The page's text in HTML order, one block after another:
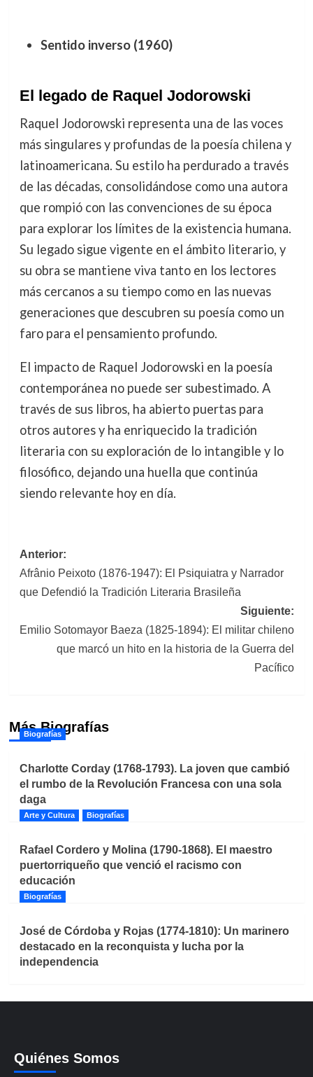
Sentido inverso (1960)
El legado de Raquel Jodorowski
Raquel Jodorowski representa una de las voces
más singulares y profundas de la poesía chilena y
latinoamericana. Su estilo ha perdurado a través
de las décadas, consolidándose como una autora
que rompió con las convenciones de su época
para explorar los límites de la existencia humana.
Su legado sigue vigente en el ámbito literario, y
su obra se mantiene viva tanto en los lectores
más cercanos a su tiempo como en las nuevas
generaciones que descubren su poesía como un
faro para el pensamiento profundo.
El impacto de Raquel Jodorowski en la poesía
contemporánea no puede ser subestimado. A
través de sus libros, ha abierto puertas para
otros autores y ha enriquecido la tradición
literaria con su exploración de lo intangible y lo
filosófico, dejando una huella que continúa
siendo relevante hoy en día.
Navegación
de
entradas
Anterior:
Afrânio Peixoto (1876-1947): El Psiquiatra y Narrador
que Defendió la Tradición Literaria Brasileña
Siguiente:
Emilio Sotomayor Baeza (1825-1894): El militar chileno
que marcó un hito en la historia de la Guerra del
Pacífico
Más Biografías
Biografías
Charlotte Corday (1768-1793). La joven que cambió
el rumbo de la Revolución Francesa con una sola
daga
Arte y Cultura Biografías
Rafael Cordero y Molina (1790-1868). El maestro
puertorriqueño que venció el racismo con
educación
Biografías
José de Córdoba y Rojas (1774-1810): Un marinero
destacado en la reconquista y lucha por la
independencia
Quiénes Somos